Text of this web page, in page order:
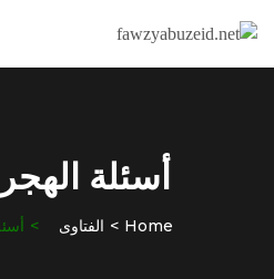
أسئلة
Home الفتاوى